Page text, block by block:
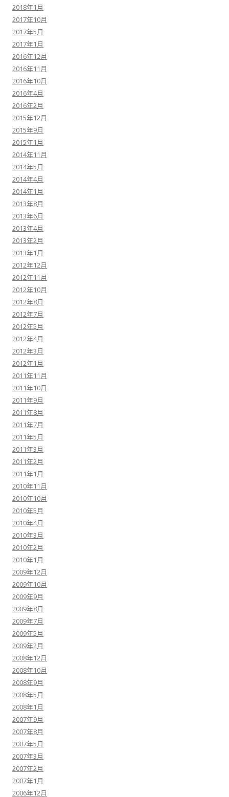
2018年1月
2017年10月
2017年5月
2017年1月
2016年12月
2016年11月
2016年10月
2016年4月
2016年2月
2015年12月
2015年9月
2015年1月
2014年11月
2014年5月
2014年4月
2014年1月
2013年8月
2013年6月
2013年4月
2013年2月
2013年1月
2012年12月
2012年11月
2012年10月
2012年8月
2012年7月
2012年5月
2012年4月
2012年3月
2012年1月
2011年11月
2011年10月
2011年9月
2011年8月
2011年7月
2011年5月
2011年3月
2011年2月
2011年1月
2010年11月
2010年10月
2010年5月
2010年4月
2010年3月
2010年2月
2010年1月
2009年12月
2009年10月
2009年9月
2009年8月
2009年7月
2009年5月
2009年2月
2008年12月
2008年10月
2008年9月
2008年5月
2008年1月
2007年9月
2007年8月
2007年5月
2007年3月
2007年2月
2007年1月
2006年12月